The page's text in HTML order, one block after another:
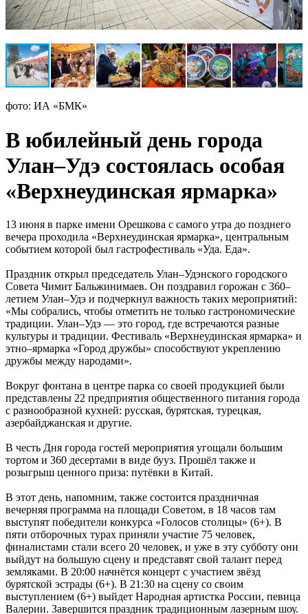
фото: ИА «БМК»
В юбилейный день города
Улан–Удэ состоялась особая
«Верхнеудинская ярмарка»
13 июня в парке имени Орешкова с самого утра до позднего
вечера проходила «Верхнеудинская ярмарка», центральным
событием которой был гастрофестиваль «Уда. Еда».
Праздник открыл председатель Улан–Удэнского городского
Совета Чимит Бальжинимаев. Он поздравил горожан с 360–
летием Улан–Удэ и подчеркнул важность таких мероприятий:
«Мы собрались, чтобы отметить не только гастрономические
традиции. Улан–Удэ — это город, где встречаются разные
культуры и традиции. Фестиваль «Верхнеудинская ярмарка» и
этно–ярмарка «Город дружбы» способствуют укреплению
дружбы между народами».
Вокруг фонтана в центре парка со своей продукцией были
представлены 22 предприятия общественного питания города
с разнообразной кухней: русская, бурятская, турецкая,
азербайджанская и другие.
В честь Дня города гостей мероприятия угощали большим
тортом и 360 десертами в виде бууз. Прошёл также и
розыгрыш ценного приза: путёвки в Китай.
В этот день, напомним, также состоится праздничная
вечерняя программа на площади Советом, в 18 часов там
выступят победители конкурса «Голосов столицы» (6+). В
пяти отборочных турах приняли участие 75 человек,
финалистами стали всего 20 человек, и уже в эту субботу они
выйдут на большую сцену и представят свой талант перед
земляками. В 20:00 начнётся концерт с участием звёзд
бурятской эстрады (6+). В 21:30 на сцену со своим
выступлением (6+) выйдет Народная артистка России, певица
Валерии. Завершится праздник традиционным лазерным шоу.